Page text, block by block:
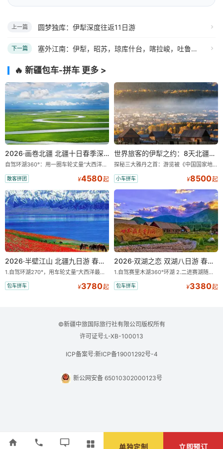
上一篇 圆梦独库：伊犁深度往返11日游
下一篇 塞外江南：伊犁，昭苏，琼库什台，喀拉峻，吐鲁番，天池往返11日游
🔥 新疆包车-拼车 更多 >
2026·画卷北疆 北疆十日春季深度游 小车拼车、纯玩无购物！
自驾环湖360°：用一圈车轮丈量“大西洋最后一滴眼泪”的极致蔚蓝。 赛湖旅拍：甄选多款风格服饰，9张精修美照，定格赛里木湖绝美瞬间。 赛湖坦克300跟车视频：专业摄影师拍摄带剪辑，一团一条。 佛里斯兰·马背繁花：在花海骑乘著名荷兰马匹佛里斯兰漫步，免费赠送航拍带剪辑视频。 探秘古道：自驾孟克特古道穿越乌孙西迁的历史长廊，在秘境天路上与雪山、冰川、温泉深情相遇。 禾木旅拍：定格童话木屋时光，在“神的自留地”禾木村漫步，让白桦林、原木小屋与晨雾炊烟成为你的背景板。
散客拼团 ¥4580起
世界旅客的伊犁之约：8天北疆暖心深度游
探秘三大雅丹之首：游览被《中国国家地理》评选为“中国最美的三大雅丹”第一名的克拉玛依魔鬼城。 中国第一村：探访仅存的图瓦人最大村落——禾木村，欣赏晨雾与小木屋交织的仙境。 喀纳斯变色湖：登观鱼亭俯瞰四分之三的喀纳斯湖面，看湖水随天气变换迷人色彩。 天然博物馆：深入可可托海，震撼于世界最大矿坑及额尔齐斯大峡谷的鬼斧神工。 大西洋最后一滴眼泪：环游蔚蓝清澈的赛里木湖，将雪山、草原与湖泊的绝景尽收眼底。
小车拼车 ¥8500起
2026·半壁江山 北疆九日游 春季 小车拼车、纯玩无购物！
1.自驾环湖270°，用车轮丈量“大西洋最后一滴眼泪”的极致蔚蓝，让雪山、花海与深邃湖水在转弯间连成自由的画卷。 2.特别赠送那拉提景区3公里内，落地窗三钻民宿 3.那拉提 VIP 通道，私享路线 + 优先通行，承包你的草原高光时刻
包车拼车 ¥3780起
2026·双湖之恋 双湖八日游 春季 小车拼车、纯玩无购物！
1.自驾赛里木湖360°环湖 2.二进赛湖随心游，邂逅湖畔日出浪漫 3.三晚景区住宿，沉浸北疆静谧时光 4.市区内四钻酒店，优选住宿
包车拼车 ¥3380起
©新疆中旅国际旅行社有限公司版权所有
许可证号:L-XB-100013
ICP备案号:新ICP备19001292号-4
新公网安备 65010302000123号
单独定制 立即预订